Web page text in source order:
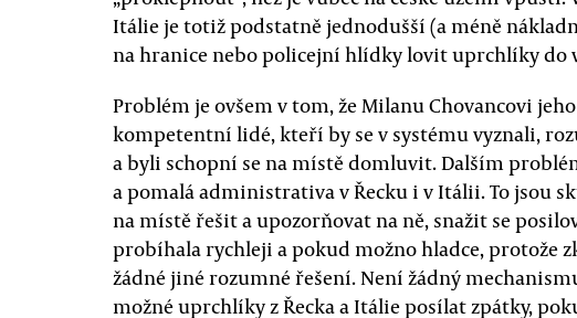
Itálie je totiž podstatně jednodušší (a méně
na hranice nebo policejní hlídky lovit uprchlíky do
Problém je ovšem v tom, že Milanu Chovancovi
kompetentní lidé, kteří by se v systému vyznali,
a byli schopní se na místě domluvit. Dalším
a pomalá administrativa v Řecku i v Itálii. To jsou
na místě řešit a upozorňovat na ně, snažit se
probíhala rychleji a pokud možno hladce, protože
žádné jiné rozumné řešení. Není žádný
možné uprchlíky z Řecka a Itálie posílat zpátky,